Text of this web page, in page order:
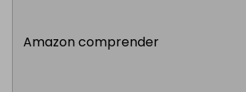
Amazon comprender